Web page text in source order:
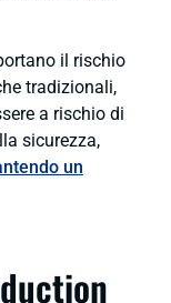
il rischio
tradizionali,
a rischio di
sicurezza,
un